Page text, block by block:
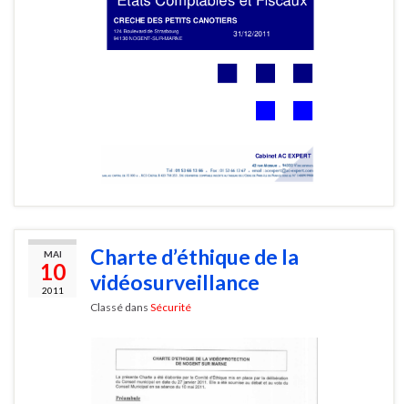
MAI
10
2011
Charte d’éthique de la
vidéosurveillance
Classé dans Sécurité